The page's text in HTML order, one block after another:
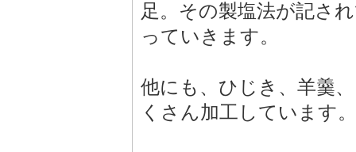
足。その製塩法が記さ
っていきます。
他にも、ひじき、羊羹
くさん加工しています。